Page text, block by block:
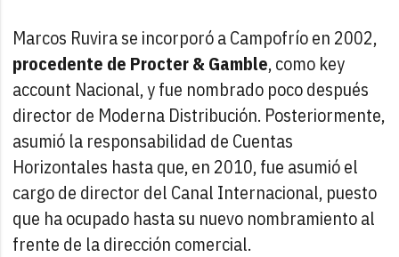
Marcos Ruvira se incorporó a Campofrío en 2002,
procedente de Procter & Gamble, como key
account Nacional, y fue nombrado poco después
director de Moderna Distribución. Posteriormente,
asumió la responsabilidad de Cuentas
Horizontales hasta que, en 2010, fue asumió el
cargo de director del Canal Internacional, puesto
que ha ocupado hasta su nuevo nombramiento al
frente de la dirección comercial.